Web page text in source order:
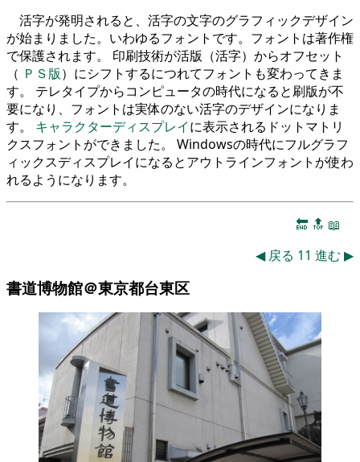
活字が発明されると、活字の文字のグラフィックデザイン
が始まりました。いわゆるフォントです。フォントは著作権
で保護されます。 印刷技術が活版（活字）からオフセット
（ ＰＳ版）にシフトするにつれてフォントも変わってきま
す。 テレタイプからコンピュータの時代になると刷版が不
要になり、フォントは実体のない活字のデザインになりま
す。 キャラクターディスプレイに表示されるドットマトリ
クスフォントができました。 Windowsの時代にフルグラフ
ィックスディスプレイになるとアウトラインフォントが使わ
れるようになります。
🔚 🔝 📖
◀ 戻る 11 進む ▶
書道博物館＠東京都台東区